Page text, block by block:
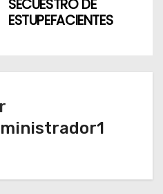
SECUESTRO DE
ESTUPEFACIENTES